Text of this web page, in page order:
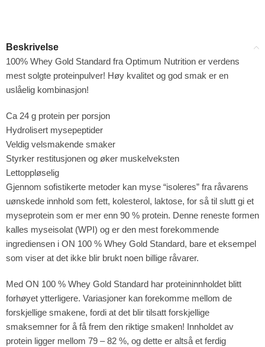
Beskrivelse
100% Whey Gold Standard fra Optimum Nutrition er verdens
mest solgte proteinpulver! Høy kvalitet og god smak er en
uslåelig kombinasjon!
Ca 24 g protein per porsjon
Hydrolisert mysepeptider
Veldig velsmakende smaker
Styrker restitusjonen og øker muskelveksten
Lettoppløselig
Gjennom sofistikerte metoder kan myse “isoleres” fra råvarens
uønskede innhold som fett, kolesterol, laktose, for så til slutt gi et
myseprotein som er mer enn 90 % protein. Denne reneste formen
kalles myseisolat (WPI) og er den mest forekommende
ingrediensen i ON 100 % Whey Gold Standard, bare et eksempel
som viser at det ikke blir brukt noen billige råvarer.
Med ON 100 % Whey Gold Standard har proteininnholdet blitt
forhøyet ytterligere. Variasjoner kan forekomme mellom de
forskjellige smakene, fordi at det blir tilsatt forskjellige
smaksemner for å få frem den riktige smaken! Innholdet av
protein ligger mellom 79 – 82 %, og dette er altså et ferdig